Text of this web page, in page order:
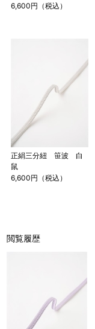
6,600円（税込）
正絹三分紐 笹波 白
鼠
6,600円（税込）
閲覧履歴